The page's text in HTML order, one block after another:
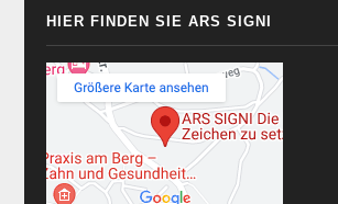
HIER FINDEN SIE ARS SIGNI